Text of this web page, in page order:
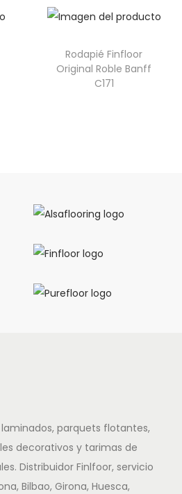
Rodapié Finfloor
Original Roble Banff
C171
parquets flotantes,
decorativos y tarimas de
Distribuidor Finlfoor, servicio
Bilbao, Girona, Huesca,